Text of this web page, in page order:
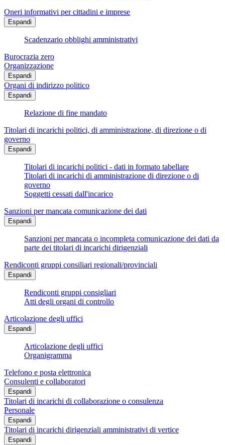
Oneri informativi per cittadini e imprese
Espandi
Scadenzario obblighi amministrativi
Burocrazia zero
Organizzazione
Espandi
Organi di indirizzo politico
Espandi
Relazione di fine mandato
Titolari di incarichi politici, di amministrazione, di direzione o di
governo
Espandi
Titolari di incarichi politici - dati in formato tabellare
Titolari di incarichi di amministrazione di direzione o di
governo
Soggetti cessati dall'incarico
Sanzioni per mancata comunicazione dei dati
Espandi
Sanzioni per mancata o incompleta comunicazione dei dati da
parte dei titolari di incarichi dirigenziali
Rendiconti gruppi consiliari regionali/provinciali
Espandi
Rendiconti gruppi consigliari
Atti degli organi di controllo
Articolazione degli uffici
Espandi
Articolazione degli uffici
Organigramma
Telefono e posta elettronica
Consulenti e collaboratori
Espandi
Titolari di incarichi di collaborazione o consulenza
Personale
Espandi
Titolari di incarichi dirigenziali amministrativi di vertice
Espandi